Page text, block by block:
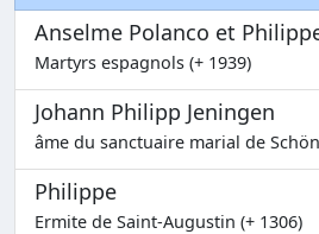
Anselme Polanco et
Martyrs espagnols (+ 1939)
Johann Philipp Jeningen
âme du sanctuaire marial de
Philippe
Ermite de Saint-Augustin (+ 1306)